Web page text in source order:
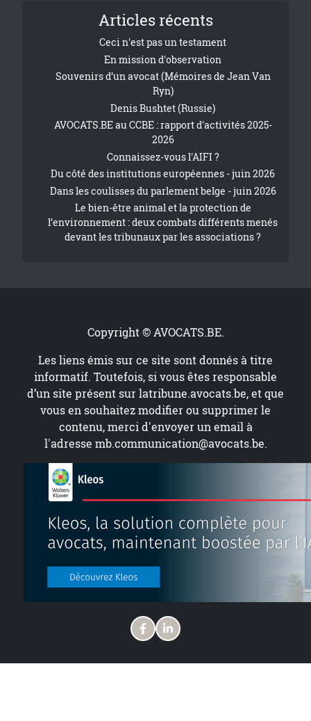
Articles récents
Ceci n'est pas un testament
En mission d'observation
Souvenirs d’un avocat (Mémoires de Jean Van
Ryn)
Denis Bushtet (Russie)
AVOCATS.BE au CCBE : rapport d'activités 2025-
2026
Connaissez-vous l'AIFI ?
Du côté des institutions européennes - juin 2026
Dans les coulisses du parlement belge - juin 2026
Le bien-être animal et la protection de
l’environnement : deux combats différents menés
devant les tribunaux par les associations ?
Copyright © AVOCATS.BE.
Les liens émis sur ce site sont donnés à titre
informatif. Toutefois, si vous êtes responsable
d’un site présent surlatribune.avocats.be, et que
vous en souhaitez modifier ou supprimer le
contenu, merci d'envoyer un email à
l'adresse mb.communication@avocats.be.